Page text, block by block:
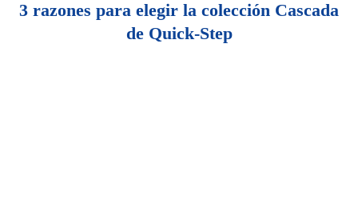
3 razones para elegir la colección Cascada
de Quick-Step